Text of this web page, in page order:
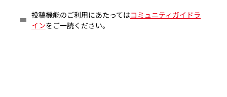
投稿機能のご利用にあたってはコミュニティガイドラ
インをご一読ください。